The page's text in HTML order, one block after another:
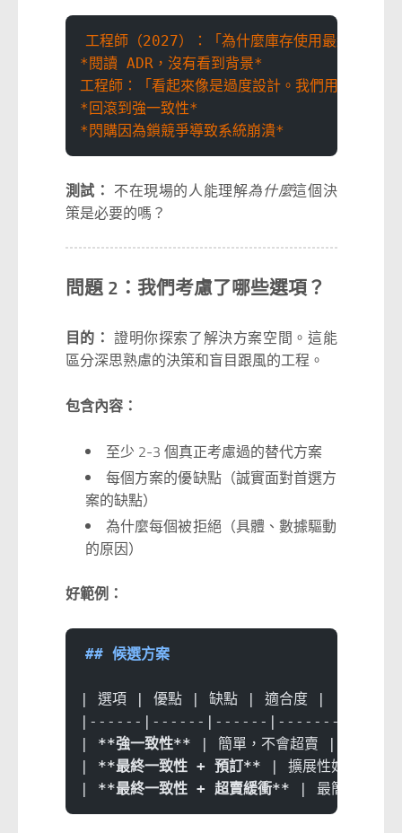
工程師（2027）：「為什麼庫存使用最終一致性
*閱讀 ADR，沒有看到背景*
工程師：「看起來像是過度設計。我們用強一致性
*回滾到強一致性*
*閃購因為鎖競爭導致系統崩潰*
測試： 不在現場的人能理解為什麼這個決
策是必要的嗎？
問題 2：我們考慮了哪些選項？
目的： 證明你探索了解決方案空間。這能
區分深思熟慮的決策和盲目跟風的工程。
包含內容：
至少 2-3 個真正考慮過的替代方案
每個方案的優缺點（誠實面對首選方
案的缺點）
為什麼每個被拒絕（具體、數據驅動
的原因）
好範例：
## 候選方案
| 選項 | 優點 | 缺點 | 適合度 |
|------|------|------|--------|
| **強一致性** | 簡單，不會超賣 | 鎖競
| **最終一致性 + 預訂** | 擴展性好，不
| **最終一致性 + 超賣緩衝** | 最簡單，最